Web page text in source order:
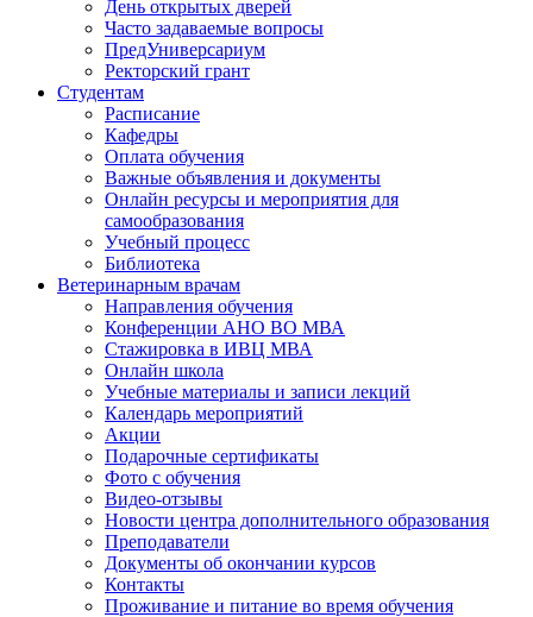
День открытых дверей
Часто задаваемые вопросы
ПредУниверсариум
Ректорский грант
Студентам
Расписание
Кафедры
Оплата обучения
Важные объявления и документы
Онлайн ресурсы и мероприятия для
самообразования
Учебный процесс
Библиотека
Ветеринарным врачам
Направления обучения
Конференции АНО ВО МВА
Стажировка в ИВЦ МВА
Онлайн школа
Учебные материалы и записи лекций
Календарь мероприятий
Акции
Подарочные сертификаты
Фото с обучения
Видео-отзывы
Новости центра дополнительного образования
Преподаватели
Документы об окончании курсов
Контакты
Проживание и питание во время обучения